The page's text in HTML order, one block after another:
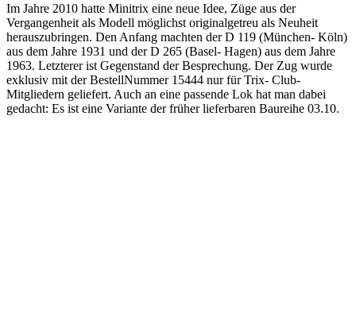
Im Jahre 2010 hatte Minitrix eine neue Idee, Züge aus der
Vergangenheit als Modell möglichst originalgetreu als Neuheit
herauszubringen. Den Anfang machten der D 119 (München- Köln)
aus dem Jahre 1931 und der D 265 (Basel- Hagen) aus dem Jahre
1963. Letzterer ist Gegenstand der Besprechung. Der Zug wurde
exklusiv mit der BestellNummer 15444 nur für Trix- Club-
Mitgliedern geliefert. Auch an eine passende Lok hat man dabei
gedacht: Es ist eine Variante der früher lieferbaren Baureihe 03.10.